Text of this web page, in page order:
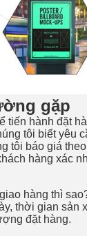
gặp
tiến hành đặt
tôi biết yêu
tôi báo giá
hàng xác
hàng thì
thời gian sản
đặt hàng.